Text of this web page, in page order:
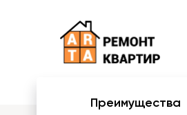
Преимущества